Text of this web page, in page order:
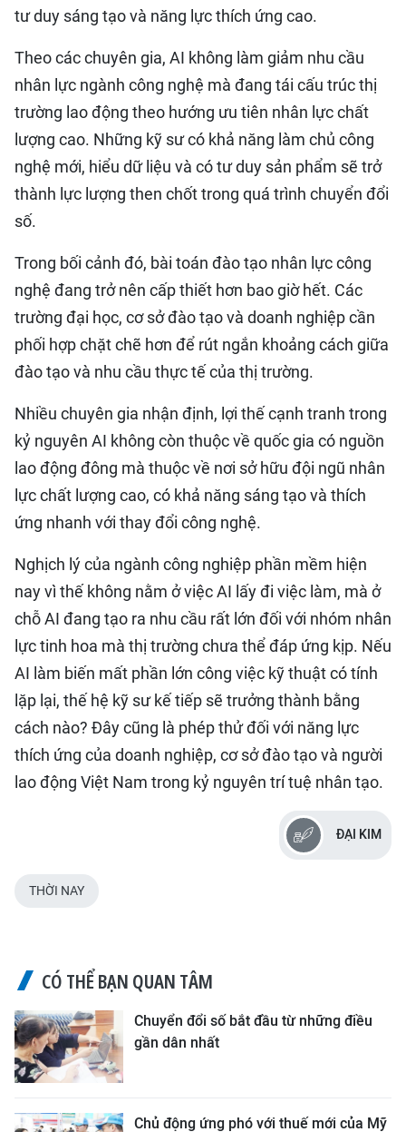
tư duy sáng tạo và năng lực thích ứng cao.
Theo các chuyên gia, AI không làm giảm nhu cầu
nhân lực ngành công nghệ mà đang tái cấu trúc thị
trường lao động theo hướng ưu tiên nhân lực chất
lượng cao. Những kỹ sư có khả năng làm chủ công
nghệ mới, hiểu dữ liệu và có tư duy sản phẩm sẽ trở
thành lực lượng then chốt trong quá trình chuyển đổi
số.
Trong bối cảnh đó, bài toán đào tạo nhân lực công
nghệ đang trở nên cấp thiết hơn bao giờ hết. Các
trường đại học, cơ sở đào tạo và doanh nghiệp cần
phối hợp chặt chẽ hơn để rút ngắn khoảng cách giữa
đào tạo và nhu cầu thực tế của thị trường.
Nhiều chuyên gia nhận định, lợi thế cạnh tranh trong
kỷ nguyên AI không còn thuộc về quốc gia có nguồn
lao động đông mà thuộc về nơi sở hữu đội ngũ nhân
lực chất lượng cao, có khả năng sáng tạo và thích
ứng nhanh với thay đổi công nghệ.
Nghịch lý của ngành công nghiệp phần mềm hiện
nay vì thế không nằm ở việc AI lấy đi việc làm, mà ở
chỗ AI đang tạo ra nhu cầu rất lớn đối với nhóm nhân
lực tinh hoa mà thị trường chưa thể đáp ứng kịp. Nếu
AI làm biến mất phần lớn công việc kỹ thuật có tính
lặp lại, thế hệ kỹ sư kế tiếp sẽ trưởng thành bằng
cách nào? Đây cũng là phép thử đối với năng lực
thích ứng của doanh nghiệp, cơ sở đào tạo và người
lao động Việt Nam trong kỷ nguyên trí tuệ nhân tạo.
ĐẠI KIM
THỜI NAY
CÓ THỂ BẠN QUAN TÂM
Chuyển đổi số bắt đầu từ những điều
gần dân nhất
Chủ động ứng phó với thuế mới của Mỹ